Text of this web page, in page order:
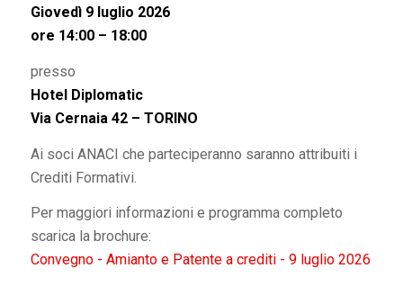
Giovedì 9 luglio 2026
ore 14:00 – 18:00
presso
Hotel Diplomatic
Via Cernaia 42 – TORINO
Ai soci ANACI che parteciperanno saranno attribuiti i
Crediti Formativi.
Per maggiori informazioni e programma completo
scarica la brochure:
Convegno - Amianto e Patente a crediti - 9 luglio 2026